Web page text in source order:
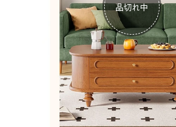
品切れ中